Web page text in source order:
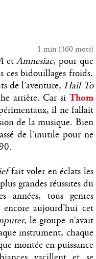
1 min(360mots)
etAmnesiac, pour que
ces bidouillages froids.
de l’aventure, Hail To
arrière. Car si Thom
il ne fallait
de la musique. Bien
de l’inutile pour ne
fait voler en éclats les
grandes réussites du
années, tous genres
aujourd’hui cet
, le groupe n’avait
instrument, chaque
montée en puissance